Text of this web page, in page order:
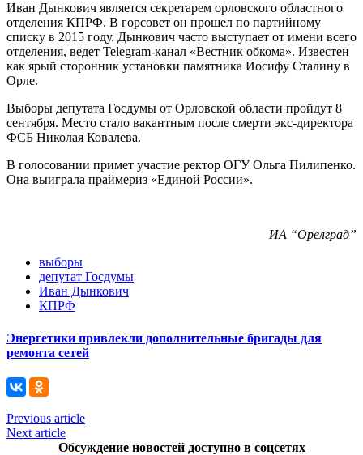
Иван Дынкович является секретарем орловского областного
отделения КПРФ. В горсовет он прошел по партийному
списку в 2015 году. Дынкович часто выступает от имени всего
отделения, ведет Telegram-канал «Вестник обкома». Известен
как ярый сторонник установки памятника Иосифу Сталину в
Орле.
Выборы депутата Госдумы от Орловской области пройдут 8
сентября. Место стало вакантным после смерти экс-директора
ФСБ Николая Ковалева.
В голосовании примет участие ректор ОГУ Ольга Пилипенко.
Она выиграла праймериз «Единой России».
ИА “Орелград”
выборы
депутат Госдумы
Иван Дынкович
КПРФ
Энергетики привлекли дополнительные бригады для
ремонта сетей
Previous article
Next article
Обсуждение новостей доступно в соцсетях